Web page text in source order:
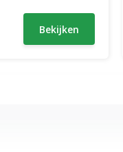
Bekijken